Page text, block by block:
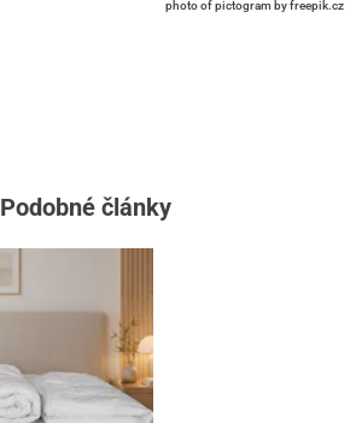
photo of pictogram by freepik.cz
Podobné články